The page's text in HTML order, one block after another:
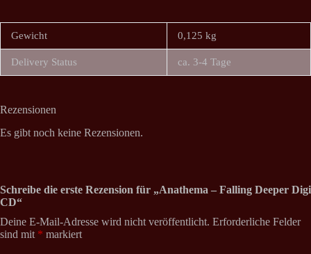
Gewicht 0,125 kg
Delivery Status ca. 3-4 Tage
Rezensionen
Es gibt noch keine Rezensionen.
Schreibe die erste Rezension für „Anathema – Falling Deeper Digi
CD“
Deine E-Mail-Adresse wird nicht veröffentlicht. Erforderliche Felder
sind mit * markiert